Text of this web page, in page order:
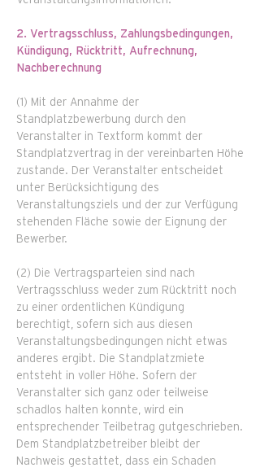
2. Vertragsschluss, Zahlungsbedingungen,
Kündigung, Rücktritt, Aufrechnung,
Nachberechnung
(1) Mit der Annahme der
Standplatzbewerbung durch den
Veranstalter in Textform kommt der
Standplatzvertrag in der vereinbarten Höhe
zustande. Der Veranstalter entscheidet
unter Berücksichtigung des
Veranstaltungsziels und der zur Verfügung
stehenden Fläche sowie der Eignung der
Bewerber.
(2) Die Vertragsparteien sind nach
Vertragsschluss weder zum Rücktritt noch
zu einer ordentlichen Kündigung
berechtigt, sofern sich aus diesen
Veranstaltungsbedingungen nicht etwas
anderes ergibt. Die Standplatzmiete
entsteht in voller Höhe. Sofern der
Veranstalter sich ganz oder teilweise
schadlos halten konnte, wird ein
entsprechender Teilbetrag gutgeschrieben.
Dem Standplatzbetreiber bleibt der
Nachweis gestattet, dass ein Schaden